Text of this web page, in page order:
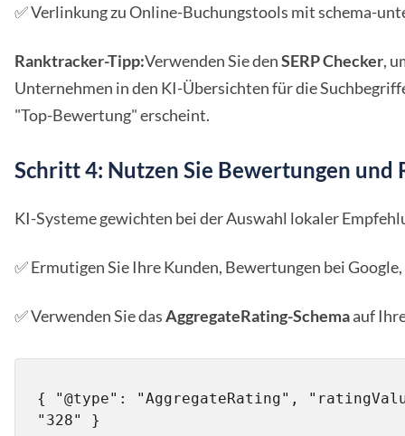
✅ Verlinkung zu Online-Buchungstools mit schema-
Ranktracker-Tipp:Verwenden Sie denSERP Checker,
Unternehmen in den KI-Übersichten für die
"Top-Bewertung" erscheint.
Schritt 4: Nutzen Sie Bewertungen und
KI-Systeme gewichten bei der Auswahl lokaler
✅ Ermutigen Sie Ihre Kunden, Bewertungen bei
✅ Verwenden Sie dasAggregateRating-Schemaauf
{ "@type": "AggregateRating",
"328" }